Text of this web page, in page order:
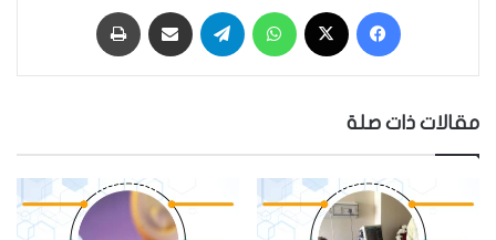
مقالات ذات صلة